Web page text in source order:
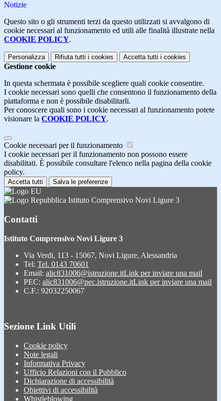
Notizie
Questo sito o gli strumenti terzi da questo utilizzati si avvalgono di
cookie necessari al funzionamento ed utili alle finalità illustrate nella
COOKIE POLICY.
Personalizza Rifiuta tutti i cookies Accetta tutti i cookies
Gestione cookie
In questa schermata è possibile scegliere quali cookie consentire.
I cookie necessari sono quelli che consentono il funzionamento della
piattaforma e non è possibile disabilitarli.
Per conoscere quali sono i cookie necessari al funzionamento potete
visionare la COOKIE POLICY.
Cookie necessari per il funzionamento
I cookie necessari per il funzionamento non possono essere
disabilitati. È possibile consultare l'elenco nella pagina della cookie
policy.
Accetta tutti Salva le preferenze
Istituto Comprensivo Novi Ligure 3
Contatti
Istituto Comprensivo Novi Ligure 3
Via Verdi, 113 - 15067, Novi Ligure, Alessandria
Tel: Tel. 0143 70601
Email: alic831006@istruzione.itLink per inviare una mail
PEC: alic831006@pec.istruzione.itLink per inviare una mail
C.F.: 92032250067
Sezione Link Utili
Cookie policy
Note legali
Informativa Privacy
Ufficio Relazioni con il Pubblico
Dichiarazione di accessibilità
Obiettivi di accessibilità
Whistleblowing